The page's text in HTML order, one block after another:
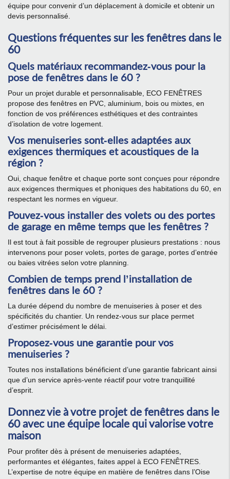
équipe pour convenir d’un déplacement à domicile et obtenir un
devis personnalisé.
Questions fréquentes sur les fenêtres dans le
60
Quels matériaux recommandez-vous pour la
pose de fenêtres dans le 60 ?
Pour un projet durable et personnalisable, ECO FENÊTRES
propose des fenêtres en PVC, aluminium, bois ou mixtes, en
fonction de vos préférences esthétiques et des contraintes
d’isolation de votre logement.
Vos menuiseries sont-elles adaptées aux
exigences thermiques et acoustiques de la
région ?
Oui, chaque fenêtre et chaque porte sont conçues pour répondre
aux exigences thermiques et phoniques des habitations du 60, en
respectant les normes en vigueur.
Pouvez-vous installer des volets ou des portes
de garage en même temps que les fenêtres ?
Il est tout à fait possible de regrouper plusieurs prestations : nous
intervenons pour poser volets, portes de garage, portes d’entrée
ou baies vitrées selon votre planning.
Combien de temps prend l’installation de
fenêtres dans le 60 ?
La durée dépend du nombre de menuiseries à poser et des
spécificités du chantier. Un rendez-vous sur place permet
d’estimer précisément le délai.
Proposez-vous une garantie pour vos
menuiseries ?
Toutes nos installations bénéficient d’une garantie fabricant ainsi
que d’un service après-vente réactif pour votre tranquillité
d’esprit.
Donnez vie à votre projet de fenêtres dans le
60 avec une équipe locale qui valorise votre
maison
Pour profiter dès à présent de menuiseries adaptées,
performantes et élégantes, faites appel à ECO FENÊTRES.
L’expertise de notre équipe en matière de fenêtres dans l’Oise